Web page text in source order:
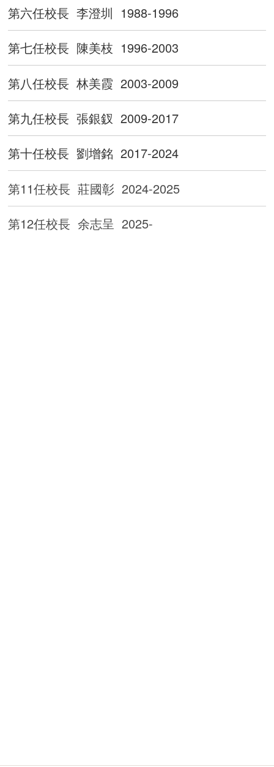
第六任校長 李澄圳 1988-1996
第七任校長 陳美枝 1996-2003
第八任校長 林美霞 2003-2009
第九任校長 張銀釵 2009-2017
第十任校長 劉增銘 2017-2024
第11任校長 莊國彰 2024-2025
第12任校長 余志呈 2025-